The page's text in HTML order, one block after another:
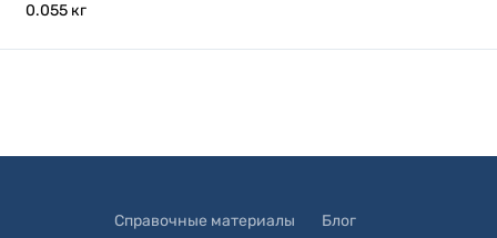
0.055 кг
Справочные материалы Блог